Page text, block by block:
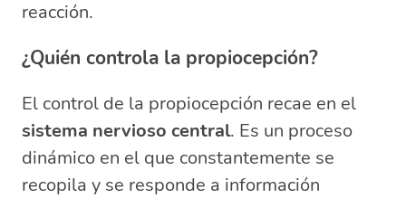
reacción.
¿Quién controla la propiocepción?
El control de la propiocepción recae en el
sistema nervioso central. Es un proceso
dinámico en el que constantemente se
recopila y se responde a información